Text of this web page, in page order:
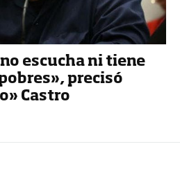
escucha ni tiene
precisó
Castro